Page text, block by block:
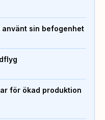
använt sin befogenhet
för ökad produktion